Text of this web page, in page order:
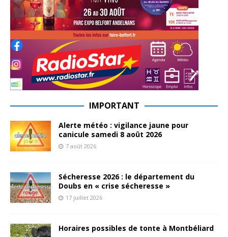
IMPORTANT
Alerte météo : vigilance jaune pour
canicule samedi 8 août 2026
7 août 2026
Sécheresse 2026 : le département du
Doubs en « crise sécheresse »
17 juillet 2026
Horaires possibles de tonte à Montbéliard